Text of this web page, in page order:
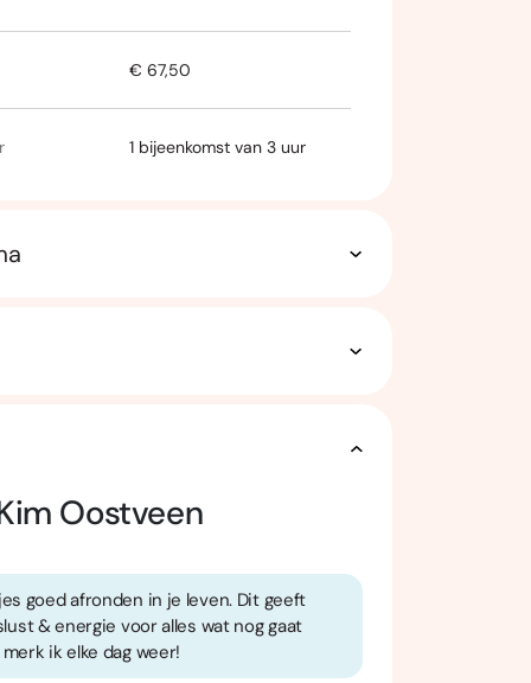
€ 67,50
1 bijeenkomst van 3 uur
Oostveen
goed afronden in je leven. Dit geeft
& energie voor alles wat nog gaat
ik elke dag weer!